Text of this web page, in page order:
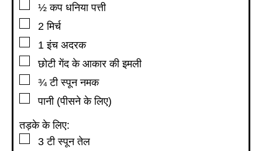
▢
½ कप धनिया पत्ती
▢
2 मिर्च
▢
1 इंच अदरक
▢
छोटी गेंद के आकार की इमली
▢
¾ टी स्पूननमक
▢
पानी (पीसने के लिए)
तड़के के लिए:
▢
3 टी स्पूनतेल